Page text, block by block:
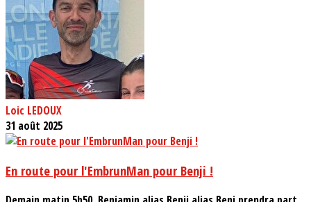
Loic LEDOUX
31 août 2025
En route pour l'EmbrunMan pour Benji !